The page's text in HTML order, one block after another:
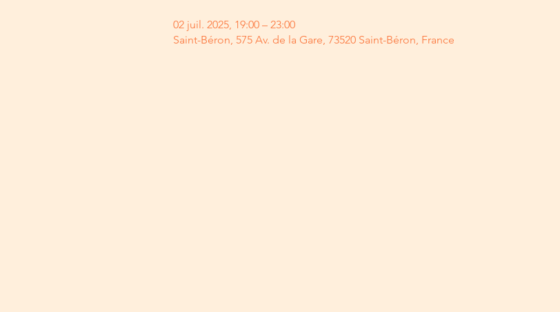
02 juil. 2025, 19:00 – 23:00
Saint-Béron, 575 Av. de la Gare, 73520 Saint-Béron, France